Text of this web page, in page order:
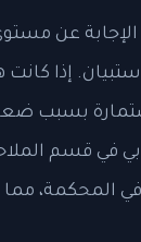
عن
إذا
بسبب
في قسم
المحكمة، مما